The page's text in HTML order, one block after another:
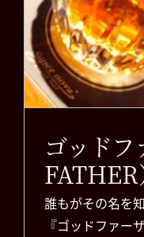
ゴッド
FATHER
誰もがその名を
『ゴッドファー